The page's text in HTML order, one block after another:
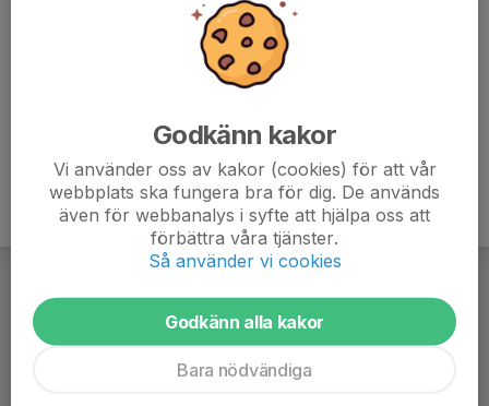
Godkänn kakor
Vi använder oss av kakor (cookies) för att vår
webbplats ska fungera bra för dig. De används
även för webbanalys i syfte att hjälpa oss att
förbättra våra tjänster.
Så använder vi cookies
Godkänn alla kakor
Bara nödvändiga